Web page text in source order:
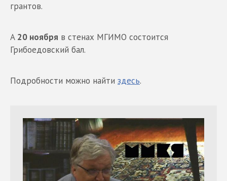
грантов.
А 20 ноября в стенах МГИМО состоится
Грибоедовский бал.
Подробности можно найти здесь.